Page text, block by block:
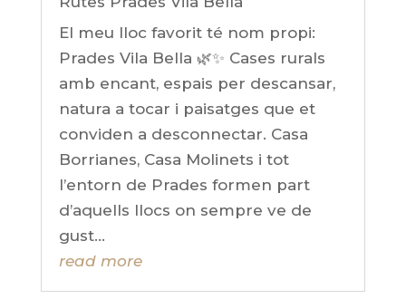
El meu lloc favorit té nom propi:
Prades Vila Bella 🌿✨ Cases rurals
amb encant, espais per descansar,
natura a tocar i paisatges que et
conviden a desconnectar. Casa
Borrianes, Casa Molinets i tot
l’entorn de Prades formen part
d’aquells llocs on sempre ve de
gust...
read more